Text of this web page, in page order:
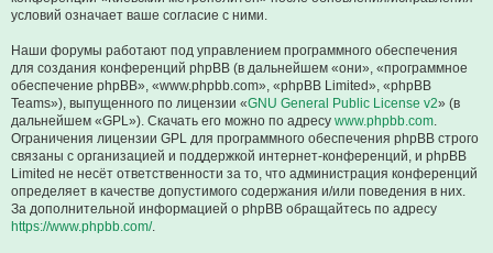
условий означает ваше согласие с ними.
Наши форумы работают под управлением программного обеспечения
для создания конференций phpBB (в дальнейшем «они», «программное
обеспечение phpBB», «www.phpbb.com», «phpBB Limited», «phpBB
Teams»), выпущенного по лицензии «GNU General Public License v2» (в
дальнейшем «GPL»). Скачать его можно по адресу www.phpbb.com.
Ограничения лицензии GPL для программного обеспечения phpBB строго
связаны с организацией и поддержкой интернет-конференций, и phpBB
Limited не несёт ответственности за то, что администрация конференций
определяет в качестве допустимого содержания и/или поведения в них.
За дополнительной информацией о phpBB обращайтесь по адресу
https://www.phpbb.com/.